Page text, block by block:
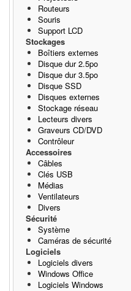
Routeurs
Souris
Support LCD
Stockages
Boîtiers externes
Disque dur 2.5po
Disque dur 3.5po
Disque SSD
Disques externes
Stockage réseau
Lecteurs divers
Graveurs CD/DVD
Contrôleur
Accessoires
Câbles
Clés USB
Médias
Ventilateurs
Divers
Sécurité
Système
Caméras de sécurité
Logiciels
Logiciels divers
Windows Office
Logiciels Windows